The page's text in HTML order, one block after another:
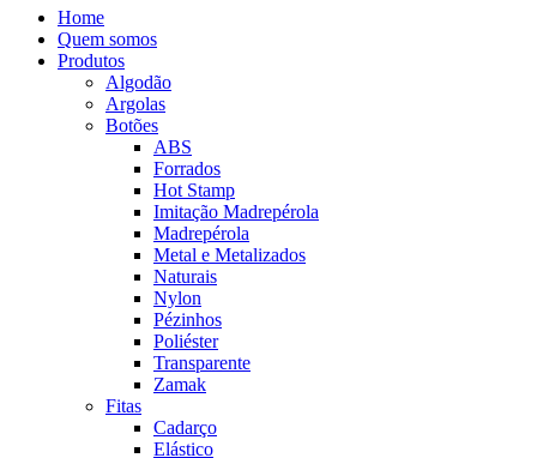
Home
Quem somos
Produtos
Algodão
Argolas
Botões
ABS
Forrados
Hot Stamp
Imitação Madrepérola
Madrepérola
Metal e Metalizados
Naturais
Nylon
Pézinhos
Poliéster
Transparente
Zamak
Fitas
Cadarço
Elástico